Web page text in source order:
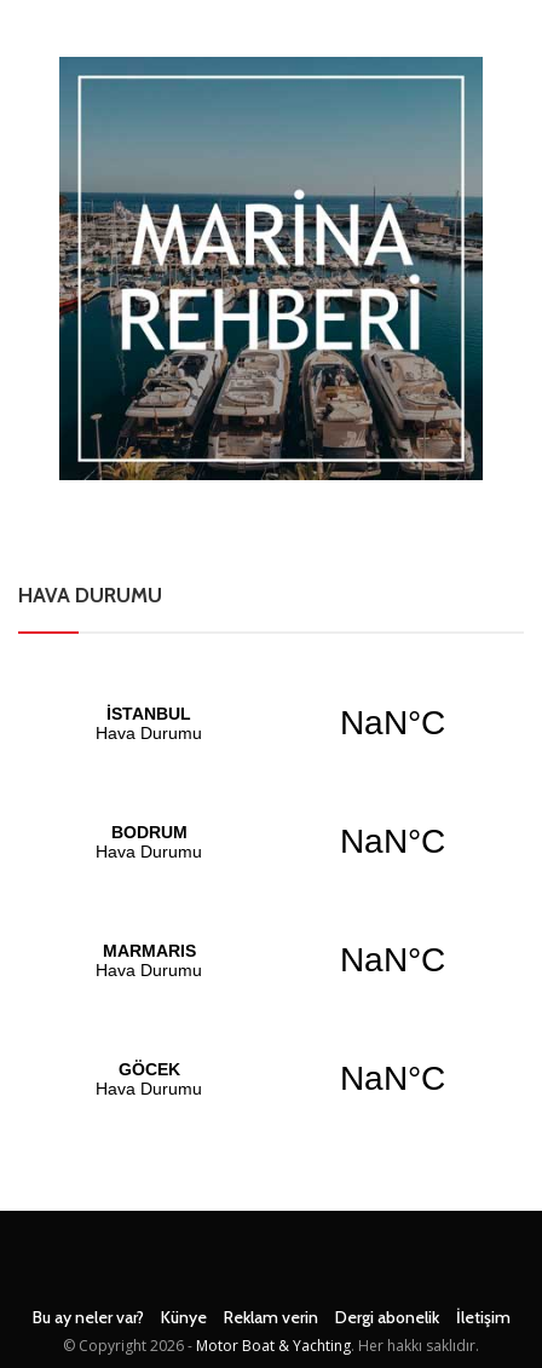
HAVA DURUMU
Bu ay neler var? Künye Reklam verin Dergi abonelik İletişim
© Copyright2026 - Motor Boat & Yachting. Her hakkı saklıdır.